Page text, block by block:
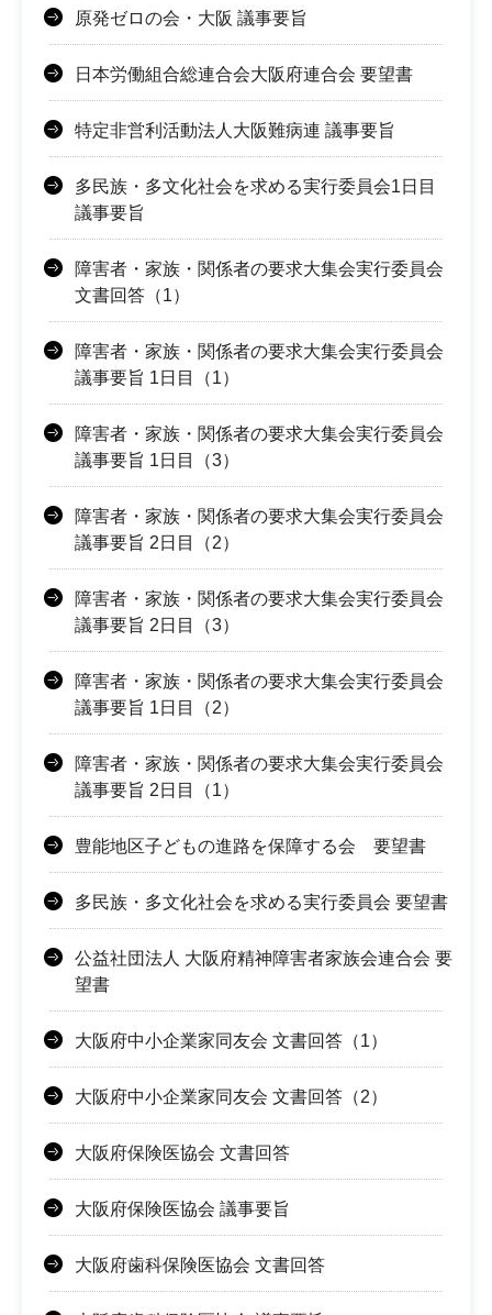
原発ゼロの会・大阪 議事要旨
日本労働組合総連合会大阪府連合会 要望書
特定非営利活動法人大阪難病連 議事要旨
多民族・多文化社会を求める実行委員会1日目
議事要旨
障害者・家族・関係者の要求大集会実行委員会
文書回答（1）
障害者・家族・関係者の要求大集会実行委員会
議事要旨 1日目（1）
障害者・家族・関係者の要求大集会実行委員会
議事要旨 1日目（3）
障害者・家族・関係者の要求大集会実行委員会
議事要旨 2日目（2）
障害者・家族・関係者の要求大集会実行委員会
議事要旨 2日目（3）
障害者・家族・関係者の要求大集会実行委員会
議事要旨 1日目（2）
障害者・家族・関係者の要求大集会実行委員会
議事要旨 2日目（1）
豊能地区子どもの進路を保障する会 要望書
多民族・多文化社会を求める実行委員会 要望書
公益社団法人 大阪府精神障害者家族会連合会 要
望書
大阪府中小企業家同友会 文書回答（1）
大阪府中小企業家同友会 文書回答（2）
大阪府保険医協会 文書回答
大阪府保険医協会 議事要旨
大阪府歯科保険医協会 文書回答